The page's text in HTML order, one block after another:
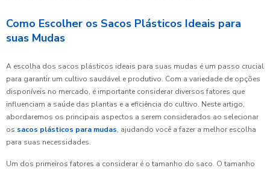
Como Escolher os Sacos Plásticos Ideais para
suas Mudas
A escolha dos sacos plásticos ideais para suas mudas é um passo crucial
para garantir um cultivo saudável e produtivo. Com a variedade de opções
disponíveis no mercado, é importante considerar diversos fatores que
influenciam a saúde das plantas e a eficiência do cultivo. Neste artigo,
abordaremos os principais aspectos a serem considerados ao selecionar
os sacos plásticos para mudas, ajudando você a fazer a melhor escolha
para suas necessidades.
Um dos primeiros fatores a considerar é o tamanho do saco. O tamanho